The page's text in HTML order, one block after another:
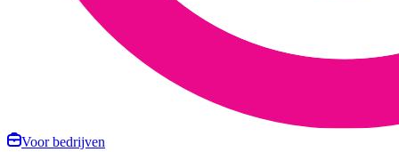
Voor bedrijven